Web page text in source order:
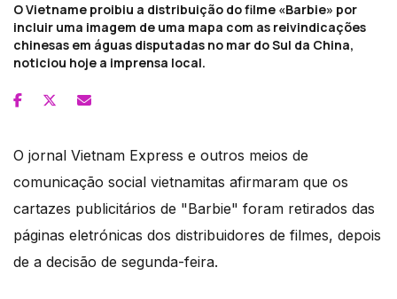
O Vietname proibiu a distribuição do filme «Barbie» por
incluir uma imagem de uma mapa com as reivindicações
chinesas em águas disputadas no mar do Sul da China,
noticiou hoje a imprensa local.
O jornal Vietnam Express e outros meios de
comunicação social vietnamitas afirmaram que os
cartazes publicitários de "Barbie" foram retirados das
páginas eletrónicas dos distribuidores de filmes, depois
de a decisão de segunda-feira.